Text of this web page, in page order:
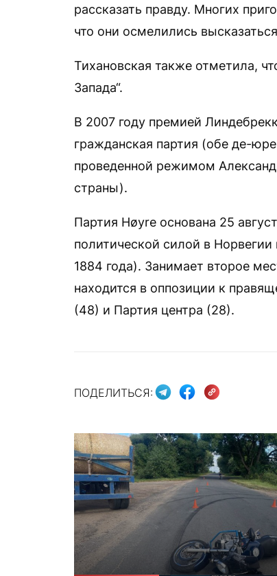
рассказать правду. Многих
что они осмелились
Тихановская также отметила,
Запада“.
В 2007 году премией
гражданская партия (обе де-
проведенной режимом
страны).
Партия Høyre основана 25
политической силой в
1884 года). Занимает второе
находится в оппозиции к
(48) и Партия центра (28).
ПОДЕЛИТЬСЯ: